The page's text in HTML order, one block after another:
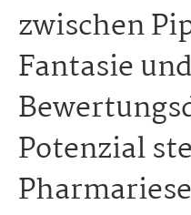
zwischen
Fantasie und
Potenzial